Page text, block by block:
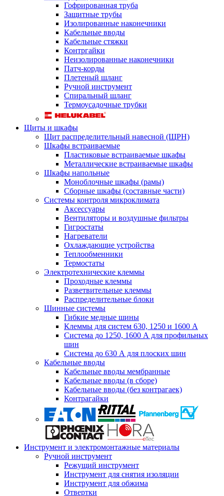
Гофрированная труба
Защитные трубы
Изолированные наконечники
Кабельные вводы
Кабельные стяжки
Контргайки
Неизолированные наконечники
Патч-корды
Плетеный шланг
Ручной инструмент
Спиральный шланг
Термоусадочные трубки
Щиты и шкафы
Щит распределительный навесной (ЩРН)
Шкафы встраиваемые
Пластиковые встраиваемые шкафы
Металлические встраиваемые шкафы
Шкафы напольные
Моноблочные шкафы (рамы)
Сборные шкафы (составные части)
Системы контроля микроклимата
Аксессуары
Вентиляторы и воздушные фильтры
Гигростаты
Нагреватели
Охлаждающие устройства
Теплообменники
Термостаты
Электротехнические клеммы
Проходные клеммы
Разветвительные клеммы
Распределительные блоки
Шинные системы
Гибкие медные шины
Клеммы для систем 630, 1250 и 1600 А
Система до 1250, 1600 А для профильных
шин
Система до 630 А для плоских шин
Кабельные вводы
Кабельные вводы мембранные
Кабельные вводы (в сборе)
Кабельные вводы (без контрагаек)
Контрагайки
Инструмент и электромонтажные материалы
Ручной инструмент
Режущий инструмент
Инструмент для снятия изоляции
Инструмент для обжима
Отвертки